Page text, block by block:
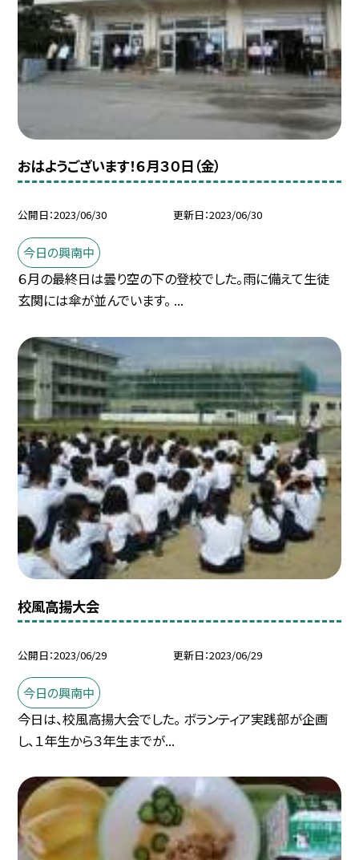
おはようございます！６月３０日（金）
公開日 2023/06/30 更新日 2023/06/30
今日の興南中
６月の最終日は曇り空の下の登校でした。雨に備えて生徒
玄関には傘が並んでいます。 ...
校風高揚大会
公開日 2023/06/29 更新日 2023/06/29
今日の興南中
今日は、校風高揚大会でした。 ボランティア実践部が企画
し、１年生から３年生までが...